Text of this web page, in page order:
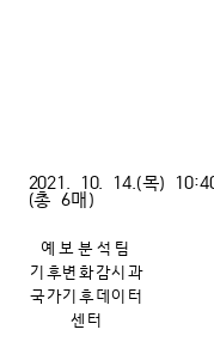
2021. 10. 14.(목)
(총 6매)
예보분석팀
기후변화감시과
국가기후데이터
센터